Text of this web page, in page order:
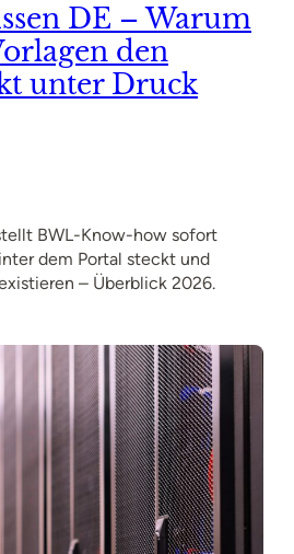
DE – Warum
den
unter Druck
BWL-Know-how sofort
dem Portal steckt und
– Überblick 2026.